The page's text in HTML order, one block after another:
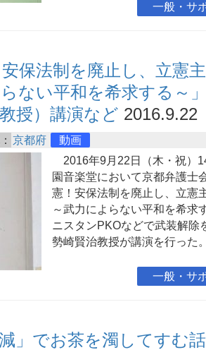
一般・サ
保法制を廃止し、立憲
ない平和を希求する～
授）講演など 2016.9.22
京都府
動画
2016年9月22日（木・祝）
園音楽堂において京都弁護士
憲！安保法制を廃止し、立憲
～武力によらない平和を希求
ニスタンPKOなどで武装解除
勢崎賢治教授が講演を行った。
一般・サ
」でお茶を濁してすむ